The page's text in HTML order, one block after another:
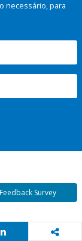
necessário, para
Feedback Survey